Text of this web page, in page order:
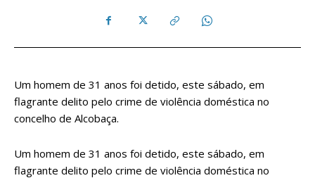
Um homem de 31 anos foi detido, este sábado, em
flagrante delito pelo crime de violência doméstica no
concelho de Alcobaça.
Um homem de 31 anos foi detido, este sábado, em
flagrante delito pelo crime de violência doméstica no